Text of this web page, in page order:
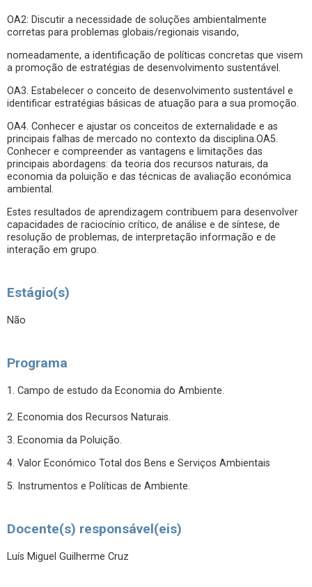
OA2: Discutir a necessidade de soluções ambientalmente
corretas para problemas globais/regionais visando,
nomeadamente, a identificação de políticas concretas que visem
a promoção de estratégias de desenvolvimento sustentável.
OA3. Estabelecer o conceito de desenvolvimento sustentável e
identificar estratégias básicas de atuação para a sua promoção.
OA4. Conhecer e ajustar os conceitos de externalidade e as
principais falhas de mercado no contexto da disciplina.OA5.
Conhecer e compreender as vantagens e limitações das
principais abordagens: da teoria dos recursos naturais, da
economia da poluição e das técnicas de avaliação económica
ambiental.
Estes resultados de aprendizagem contribuem para desenvolver
capacidades de raciocínio crítico, de análise e de síntese, de
resolução de problemas, de interpretação informação e de
interação em grupo.
Estágio(s)
Não
Programa
1. Campo de estudo da Economia do Ambiente.
2. Economia dos Recursos Naturais.
3. Economia da Poluição.
4. Valor Económico Total dos Bens e Serviços Ambientais
5. Instrumentos e Políticas de Ambiente.
Docente(s) responsável(eis)
Luís Miguel Guilherme Cruz